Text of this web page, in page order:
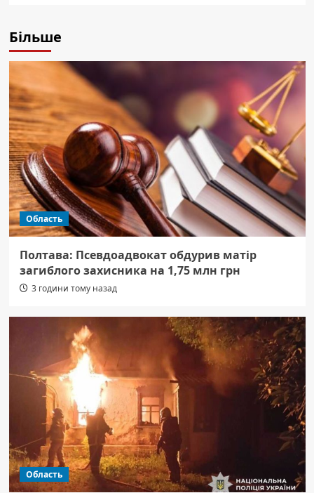
Більше
Область
Полтава: Псевдоадвокат обдурив матір
загиблого захисника на 1,75 млн грн
3 години тому назад
Область